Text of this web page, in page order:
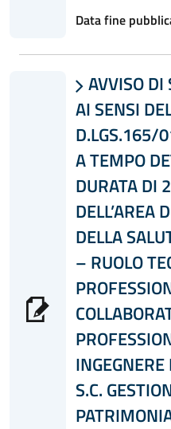
Data fine
 AVVISO DI
AI SENSI
D.LGS.165/
A TEMPO
DURATA DI
DELL’AREA
DELLA
– RUOLO
S.C.